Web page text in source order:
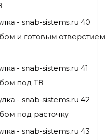
и готовым отверстием
под ТВ
под расточку